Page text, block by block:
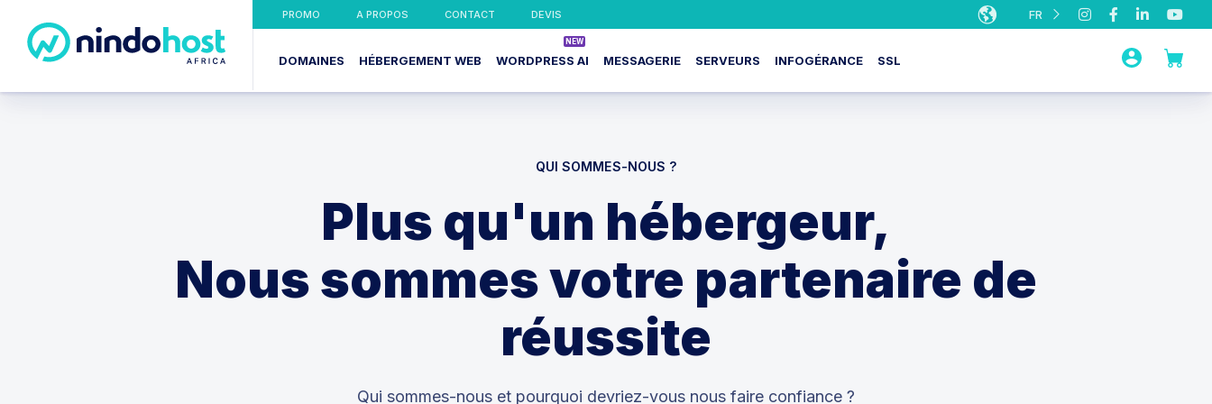
PROMO A PROPOS CONTACT DEVIS FR
DOMAINES HÉBERGEMENT WEB WORDPRESS AI MESSAGERIE SERVEURS INFOGÉRANCE SSL
QUI SOMMES-NOUS ?
Plus qu'un hébergeur,
Nous sommes votre partenaire de
réussite
Qui sommes-nous et pourquoi devriez-vous nous faire confiance ?